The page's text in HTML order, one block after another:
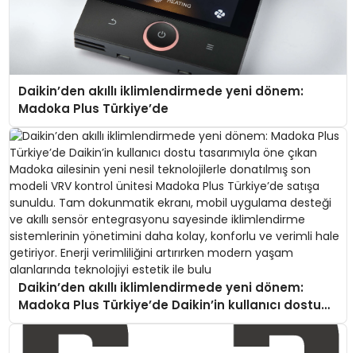
Daikin’den akıllı iklimlendirmede yeni dönem:
Madoka Plus Türkiye’de
Daikin’den akıllı iklimlendirmede yeni dönem:
Madoka Plus Türkiye’de Daikin’in kullanıcı dostu
tasarımıyla öne çıkan Madoka ailesinin yeni nesil
teknolojilerle donatılmış son modeli VRV kontrol